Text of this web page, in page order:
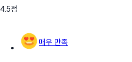
4.5점
매우 만족